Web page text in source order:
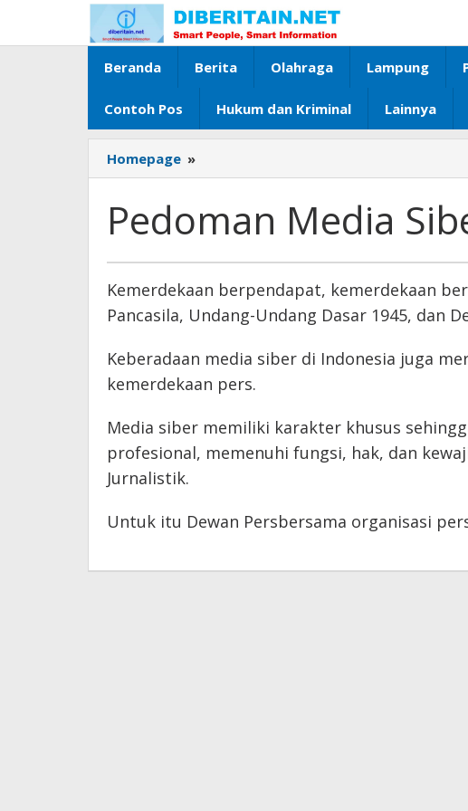
konten
Beranda Berita Olahraga Lampung
Contoh Pos Hukum dan Kriminal Lainnya
Homepage »
Media
Pedoman Media
Maret
16,
2019
Diberitain
Kemerdekaan berpendapat, kemerdekaan
Pancasila, Undang-Undang Dasar 1945, dan
Keberadaan media siber di Indonesia juga
kemerdekaan pers.
Media siber memiliki karakter khusus
profesional, memenuhi fungsi, hak, dan
Jurnalistik.
Untuk itu Dewan Persbersama organisasi